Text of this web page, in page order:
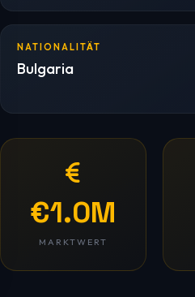
NATIONALITÄT
Bulgaria
€1.0M
MARKTWERT